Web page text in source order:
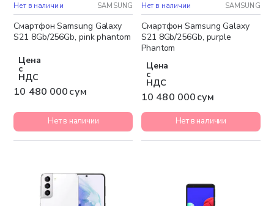
Бесплатная доставка
Нет в наличии SAMSUNG
Смартфон Samsung Galaxy
S21 8Gb/256Gb, pink phantom
Цена
с
НДС
10 480 000 сум
Нет в наличии
Бесплатная доставка
Нет в наличии SAMSUNG
Смартфон Samsung Galaxy
S21 8Gb/256Gb, purple
Phantom
Цена
с
НДС
10 480 000 сум
Нет в наличии